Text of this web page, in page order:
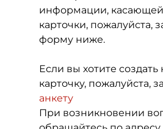
информации,
карточки, пожалуйста,
форму ниже.
Если вы хотите
карточку, пожалуйста,
анкету
При возникновении